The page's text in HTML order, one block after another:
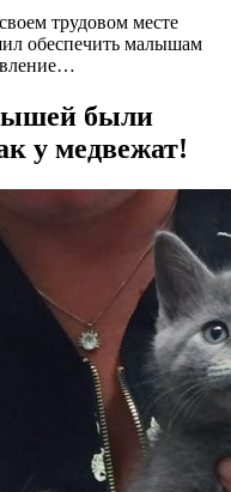
трудовом месте
обеспечить малышам
были
у медвежат!